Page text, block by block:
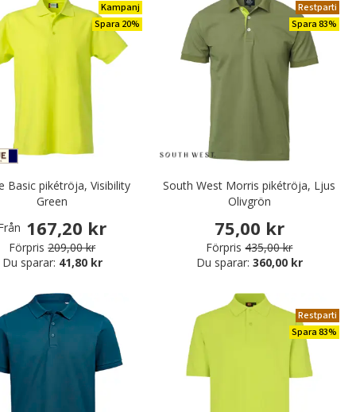
Kampanj
Spara 20%
Basic pikétröja, Visibility
Green
167,20 kr
Förpris 209,00 kr
Du sparar: 41,80 kr
Restparti
Spara 83%
South West Morris pikétröja, Ljus
Olivgrön
75,00 kr
Förpris 435,00 kr
Du sparar: 360,00 kr
Restparti
Spara 83%